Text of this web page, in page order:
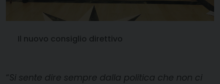
Il nuovo consiglio direttivo
“Si sente dire sempre dalla politica che non ci